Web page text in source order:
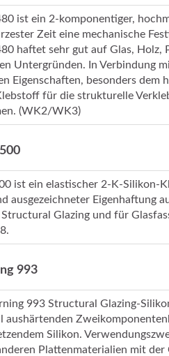
ist ein 2-komponentiger,
Zeit eine mechanische
haftet sehr gut auf Glas, Holz,
Untergründen. In Verbindung
Eigenschaften, besonders dem
für die strukturelle
(WK2/WK3)
ist ein elastischer 2-K-Silikon-
ausgezeichneter Eigenhaftung
Glazing und für
993
993 Structural Glazing-
aushärtenden
Silikon.
Plattenmaterialien mit